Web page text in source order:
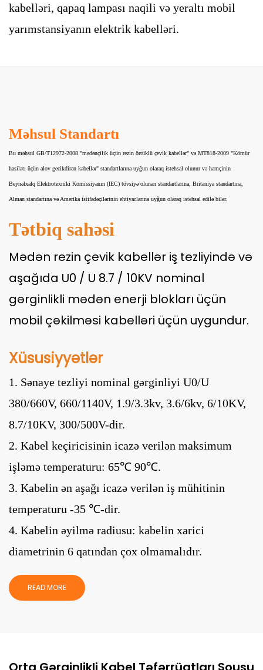
kabelləri, qapaq lampası naqili və yeraltı mobil
yarımstansiyanın elektrik kabelləri.
Məhsul Standartı
Bu məhsul GB/T12972-2008 "mədənçilik üçün rezin örtüklü çevik kabellər" və MT818-2009 "Kömür
hasilatı üçün alov gecikdirən kabellər" standartlarına uyğun olaraq istehsal olunur və həmçinin
Beynəlxalq Elektrotexniki Komissiyanın (IEC) tövsiyə olunan standartlarına, Britaniya standartına,
Alman standartına və Amerika istifadəçilərinin ehtiyaclarına uyğun olaraq istehsal edilə bilər.
Tətbiq sahəsi
Mədən rezin çevik kabellər iş tezliyində və
aşağıda U0 / U 8.7 / 10KV nominal
gərginlikli mədən enerji blokları üçün
mobil çəkilməsi kabelləri üçün uygundur.
Xüsusiyyətlər
1. Sənaye tezliyi nominal gərginliyi U0/U
380/660V, 660/1140V, 1.9/3.3kv, 3.6/6kv, 6/10KV,
8.7/10KV, 300/500V-dir.
2. Kabel keçiricisinin icazə verilən maksimum
işləmə temperaturu: 65℃ 90℃.
3. Kabelin ən aşağı icazə verilən iş mühitinin
temperaturu -35 ℃-dir.
4. Kabelin əyilmə radiusu: kabelin xarici
diametrinin 6 qatından çox olmamalıdır.
READ MORE